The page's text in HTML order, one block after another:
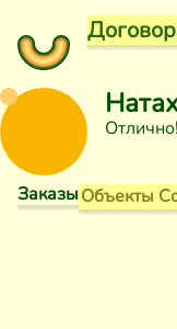
Отлично!
ЗаказыОбъекты